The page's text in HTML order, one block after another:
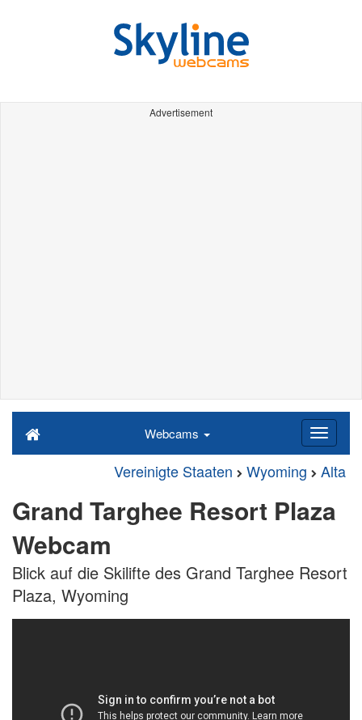
Advertisement
Webcams
Vereinigte Staaten Wyoming Alta
Grand Targhee Resort Plaza
Webcam
Blick auf die Skilifte des Grand Targhee Resort
Plaza, Wyoming